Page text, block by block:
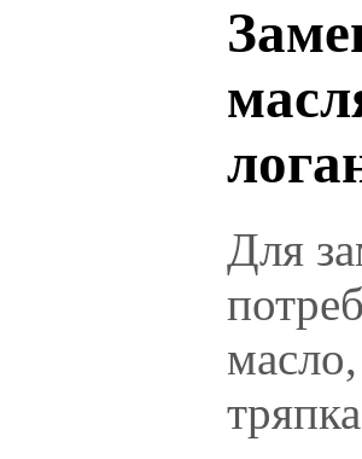
Для